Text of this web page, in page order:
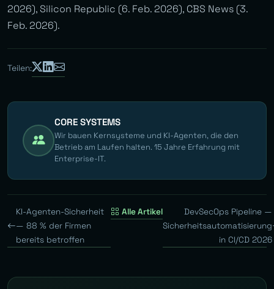
2026), Silicon Republic (6. Feb. 2026), CBS News (3.
Feb. 2026).
Teilen:
CORE SYSTEMS
Wir bauen Kernsysteme und KI-Agenten, die den
Betrieb am Laufen halten. 15 Jahre Erfahrung mit
Enterprise-IT.
KI-Agenten-Sicherheit
— 88 % der Firmen
bereits betroffen
Alle Artikel
DevSecOps Pipeline —
Sicherheitsautomatisierung
in CI/CD 2026